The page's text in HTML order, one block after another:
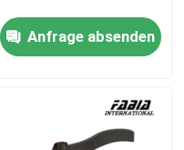
Anfrage absenden